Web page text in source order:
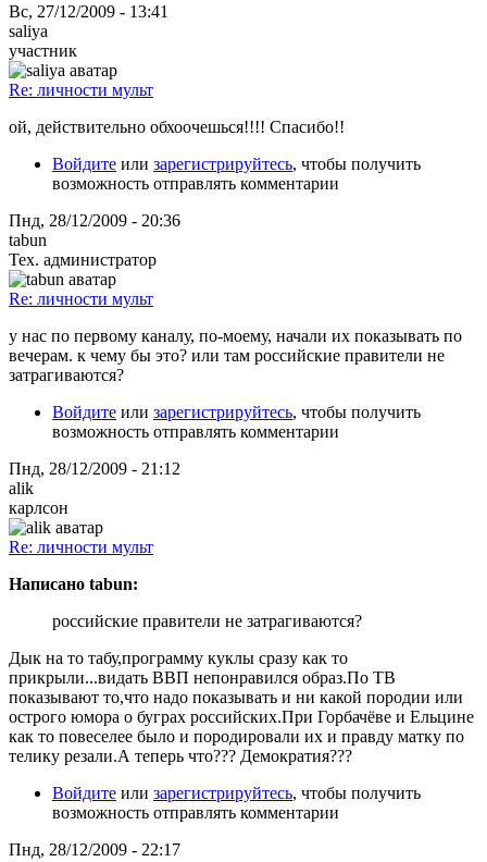
Вс, 27/12/2009 - 13:41
saliya
участник
Re: личности мульт
ой, действительно обхоочешься!!!! Спасибо!!
Войдите или зарегистрируйтесь, чтобы получить
возможность отправлять комментарии
Пнд, 28/12/2009 - 20:36
tabun
Тех. администратор
Re: личности мульт
у нас по первому каналу, по-моему, начали их показывать по
вечерам. к чему бы это? или там российские правители не
затрагиваются?
Войдите или зарегистрируйтесь, чтобы получить
возможность отправлять комментарии
Пнд, 28/12/2009 - 21:12
alik
карлсон
Re: личности мульт
Написано tabun:
российские правители не затрагиваются?
Дык на то табу,программу куклы сразу как то
прикрыли...видать ВВП непонравился образ.По ТВ
показывают то,что надо показывать и ни какой породии или
острого юмора о буграх российских.При Горбачёве и Ельцине
как то повеселее было и породировали их и правду матку по
телику резали.А теперь что??? Демократия???
Войдите или зарегистрируйтесь, чтобы получить
возможность отправлять комментарии
Пнд, 28/12/2009 - 22:17